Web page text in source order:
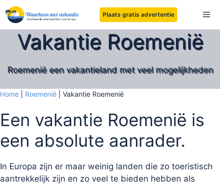
Ga
naar
de
inhoud
Plaats gratis advertentie
Vakantie Roemenië
Roemenië een vakantieland met veel mogelijkheden
Home Roemenië Vakantie Roemenië
Een vakantie Roemenië is
een absolute aanrader.
In Europa zijn er maar weinig landen die zo toeristisch
aantrekkelijk zijn en zo veel te bieden hebben als